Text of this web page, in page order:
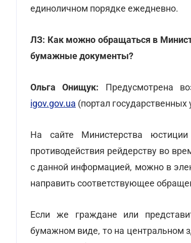
единоличном порядке ежедневно.
ЛЗ: Как можно обращаться в
бумажные документы?
Ольга Онищук: Предусмотрена
igov.gov.ua (портал государственных
На сайте Министерства
противодействия рейдерству во
с данной информацией, можно в
направить соответствующее
Если же граждане или
бумажном виде, то на центральном